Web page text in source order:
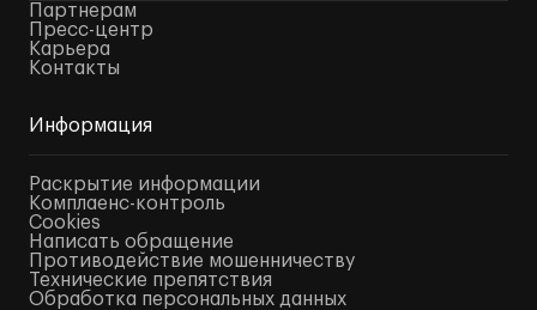
Партнерам
Пресс-центр
Карьера
Контакты
Информация
Раскрытие информации
Комплаенс-контроль
Cookies
Написать обращение
Противодействие мошенничеству
Технические препятствия
Обработка персональных данных